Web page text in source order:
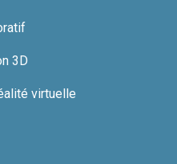
3D
virtuelle